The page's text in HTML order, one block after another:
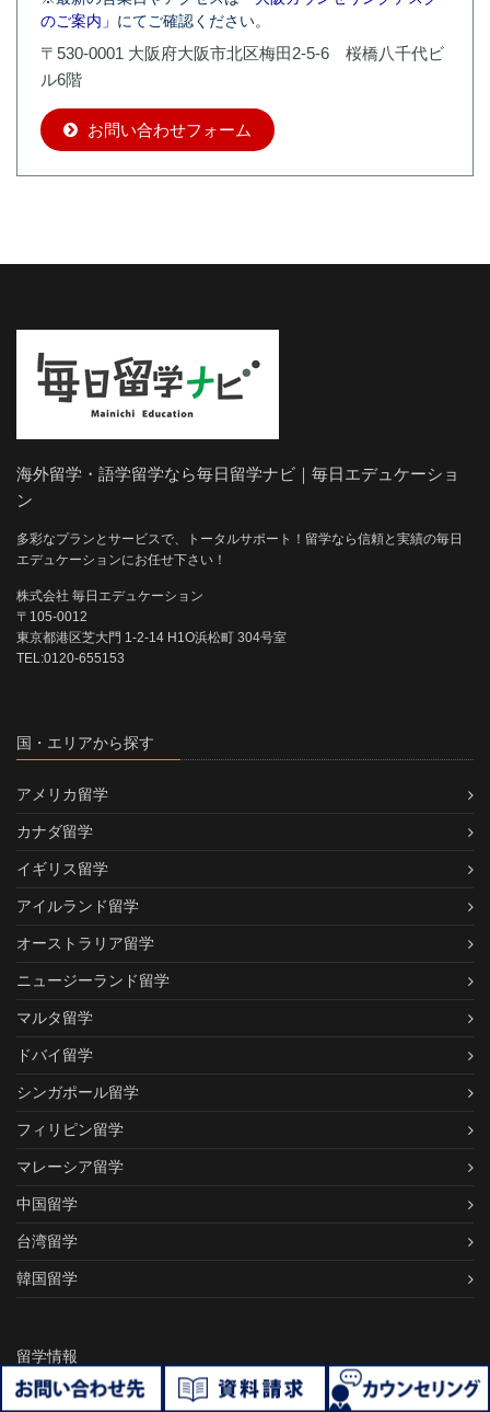
のご案内」 にてご確認ください。
〒530-0001 大阪府大阪市北区梅田2-5-6 桜橋八千代ビ
ル6階
お問い合わせフォーム
海外留学・語学留学なら毎日留学ナビ｜毎日エデュケーショ
ン
多彩なプランとサービスで、トータルサポート！留学なら信頼と実績の毎日
エデュケーションにお任せ下さい！
株式会社 毎日エデュケーション
〒105-0012
東京都港区芝大門 1-2-14 H1O浜松町 304号室
TEL:0120-655153
国・エリアから探す
アメリカ留学
カナダ留学
イギリス留学
アイルランド留学
オーストラリア留学
ニュージーランド留学
マルタ留学
ドバイ留学
シンガポール留学
フィリピン留学
マレーシア留学
中国留学
台湾留学
韓国留学
留学情報